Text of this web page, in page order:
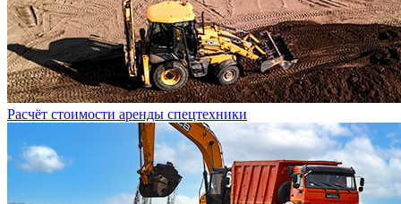
Расчёт стоимости аренды спецтехники